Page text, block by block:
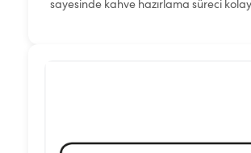
sayesinde kahve hazırlama süreci